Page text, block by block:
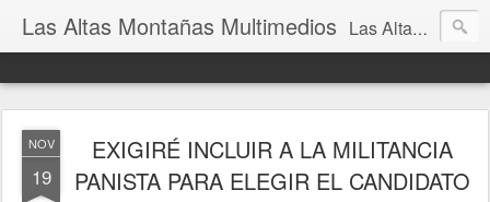
Las Altas Montañas Multimedios Las Altas Montañas Multimedios
NOV
19
EXIGIRÉ INCLUIR A LA MILITANCIA
PANISTA PARA ELEGIR EL CANDIDATO